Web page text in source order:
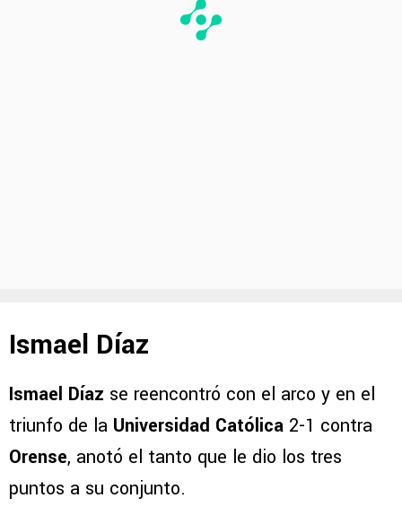
Ismael Díaz
Ismael Díaz se reencontró con el arco y en el
triunfo de la Universidad Católica 2-1 contra
Orense, anotó el tanto que le dio los tres
puntos a su conjunto.